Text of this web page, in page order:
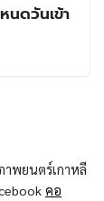
นดวันเข้า
พยนตร์เกาหลี
คอ